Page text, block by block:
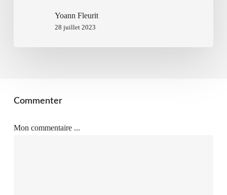
Yoann Fleurit
28 juillet 2023
Commenter
Mon commentaire ...